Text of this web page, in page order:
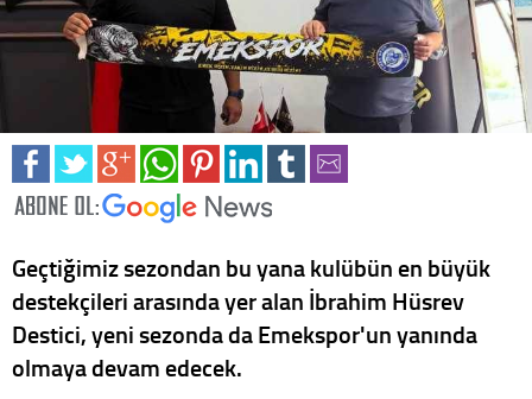
Geçtiğimiz sezondan bu yana kulübün en büyük
destekçileri arasında yer alan İbrahim Hüsrev
Destici, yeni sezonda da Emekspor'un yanında
olmaya devam edecek.